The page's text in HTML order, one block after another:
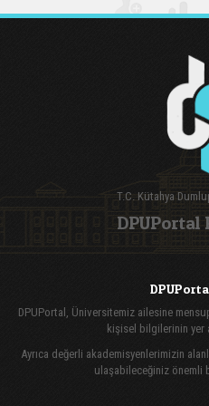
T.C. Kütahya
DPUPortal, Üniversitemiz ailesine
kişisel bilgilerinin yer
Ayrıca değerli akademisyenlerimizin
ulaşabileceğiniz önemli